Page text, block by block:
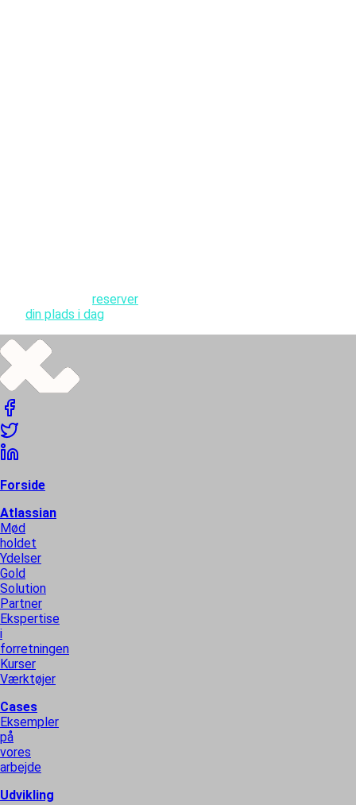
reserver
din plads i dag
Forside
Atlassian
Mød
holdet
Ydelser
Gold
Solution
Partner
Ekspertise
i
forretningen
Kurser
Værktøjer
Cases
Eksempler
på
vores
arbejde
Udvikling